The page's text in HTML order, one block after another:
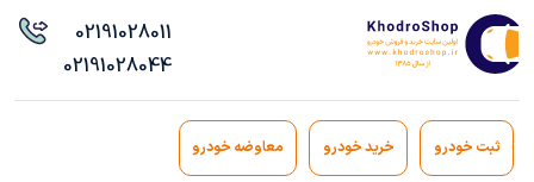
02191028011
02191028044
ثبت خودرو خرید خودرو معاوضه خودرو